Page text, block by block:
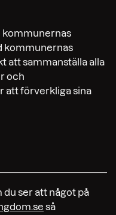
kommunernas
kommunernas
att sammanställa alla
och
att förverkliga sina
ser att något på
så